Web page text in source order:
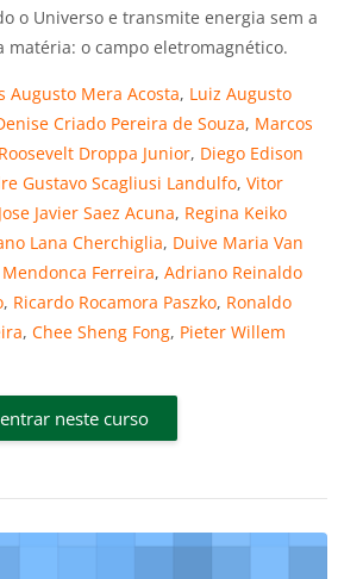
o Universo e transmite energia sem a
matéria: o campo eletromagnético.
Augusto Mera Acosta, Luiz Augusto
Criado Pereira de Souza, Marcos
Roosevelt Droppa Junior, Diego Edison
Gustavo Scagliusi Landulfo, Vitor
Jose Javier Saez Acuna, Regina Keiko
Lana Cherchiglia, Duive Maria Van
Ferreira, Adriano Reinaldo
, Ricardo Rocamora Paszko, Ronaldo
, Chee Sheng Fong, Pieter Willem
neste curso